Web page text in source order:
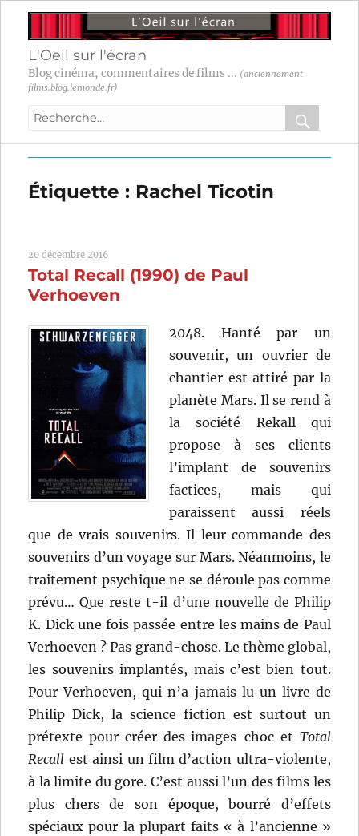
L'Oeil sur l'écran
Blog cinéma, commentaires de films ... (anciennement
films.blog.lemonde.fr)
Recherche
:
OK
Étiquette : Rachel Ticotin
20 décembre 2016
Total Recall (1990) de Paul
Verhoeven
2048. Hanté par un
souvenir, un ouvrier de
chantier est attiré par la
planète Mars. Il se rend à
la société Rekall qui
propose à ses clients
l’implant de souvenirs
factices, mais qui
paraissent aussi réels
que de vrais souvenirs. Il leur commande des
souvenirs d’un voyage sur Mars. Néanmoins, le
traitement psychique ne se déroule pas comme
prévu… Que reste t-il d’une nouvelle de Philip
K. Dick une fois passée entre les mains de Paul
Verhoeven ? Pas grand-chose. Le thème global,
les souvenirs implantés, mais c’est bien tout.
Pour Verhoeven, qui n’a jamais lu un livre de
Philip Dick, la science fiction est surtout un
prétexte pour créer des images-choc et Total
Recall est ainsi un film d’action ultra-violente,
à la limite du gore. C’est aussi l’un des films les
plus chers de son époque, bourré d’effets
spéciaux pour la plupart faits « à l’ancienne »